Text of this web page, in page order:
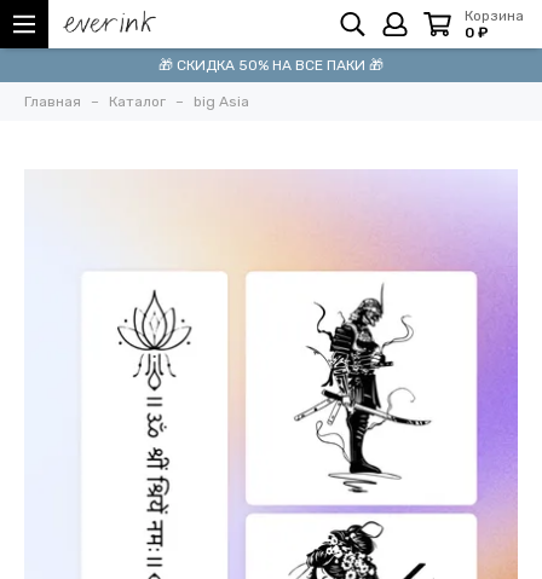
Корзина
0 ₽
🎁 СКИДКА 50% НА ВСЕ ПАКИ 🎁
Главная Каталог big Asia